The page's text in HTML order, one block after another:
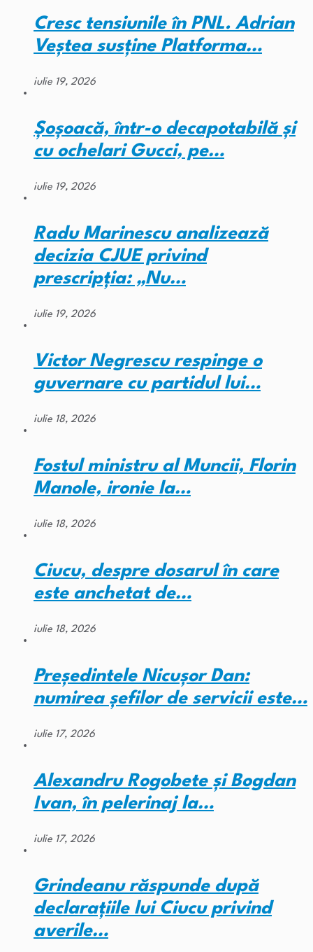
Cresc tensiunile în PNL. Adrian
Veștea susține Platforma…
iulie 19, 2026
Șoșoacă, într-o decapotabilă și
cu ochelari Gucci, pe…
iulie 19, 2026
Radu Marinescu analizează
decizia CJUE privind
prescripția: „Nu…
iulie 19, 2026
Victor Negrescu respinge o
guvernare cu partidul lui…
iulie 18, 2026
Fostul ministru al Muncii, Florin
Manole, ironie la…
iulie 18, 2026
Ciucu, despre dosarul în care
este anchetat de…
iulie 18, 2026
Președintele Nicușor Dan:
numirea șefilor de servicii este…
iulie 17, 2026
Alexandru Rogobete și Bogdan
Ivan, în pelerinaj la…
iulie 17, 2026
Grindeanu răspunde după
declarațiile lui Ciucu privind
averile…